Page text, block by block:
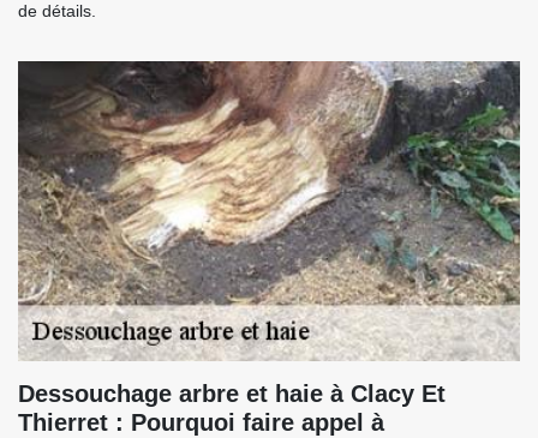
de détails.
Dessouchage arbre et haie à Clacy Et
Thierret : Pourquoi faire appel à